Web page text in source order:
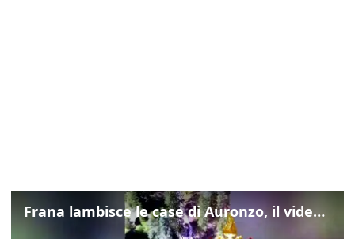
Frana lambisce le case di Auronzo, il video dall'elicottero dei vigili del fuoco